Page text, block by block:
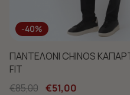
-40%
ΠΑΝΤΕΛΟΝΙ CHINOS
FIT
€85,00 €51,00